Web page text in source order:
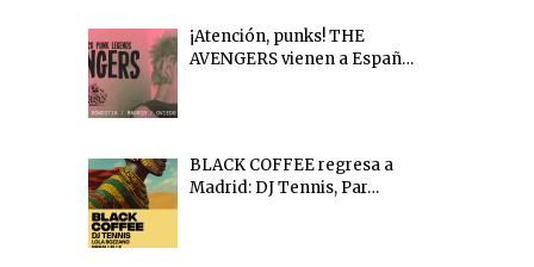
¡Atención, punks! THE
AVENGERS vienen a Españ…
BLACK COFFEE regresa a
Madrid: DJ Tennis, Par…